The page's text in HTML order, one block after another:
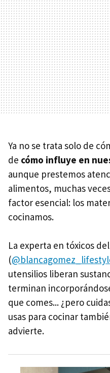
Ya no se trata solo de
de cómo influye en
aunque prestemos
alimentos, muchas
factor esencial: los
cocinamos.
La experta en tóxicos
(
utensilios liberan
terminan
que comes... ¿pero
usas para cocinar
advierte.